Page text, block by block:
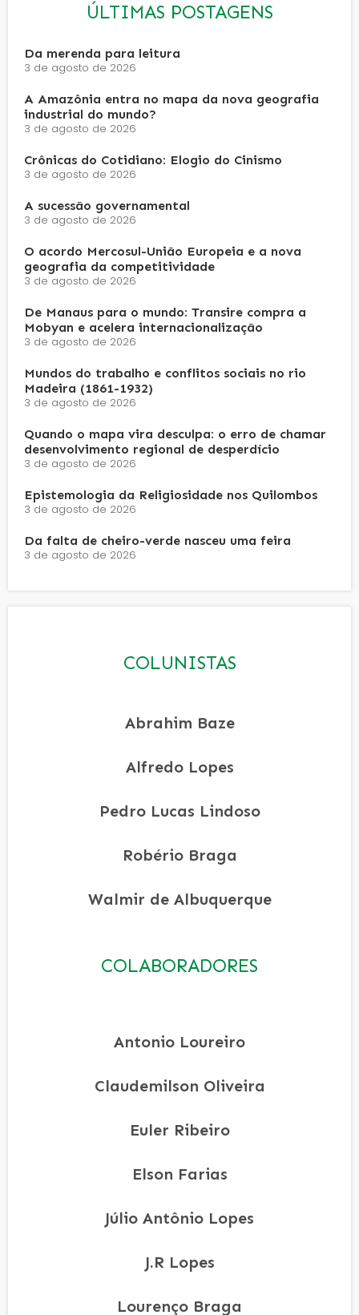
ÚLTIMAS POSTAGENS
Da merenda para leitura
3 de agosto de 2026
A Amazônia entra no mapa da nova geografia
industrial do mundo?
3 de agosto de 2026
Crônicas do Cotidiano: Elogio do Cinismo
3 de agosto de 2026
A sucessão governamental
3 de agosto de 2026
O acordo Mercosul-União Europeia e a nova
geografia da competitividade
3 de agosto de 2026
De Manaus para o mundo: Transire compra a
Mobyan e acelera internacionalização
3 de agosto de 2026
Mundos do trabalho e conflitos sociais no rio
Madeira (1861-1932)
3 de agosto de 2026
Quando o mapa vira desculpa: o erro de chamar
desenvolvimento regional de desperdício
3 de agosto de 2026
Epistemologia da Religiosidade nos Quilombos
3 de agosto de 2026
Da falta de cheiro-verde nasceu uma feira
3 de agosto de 2026
COLUNISTAS
Abrahim Baze
Alfredo Lopes
Pedro Lucas Lindoso
Robério Braga
Walmir de Albuquerque
COLABORADORES
Antonio Loureiro
Claudemilson Oliveira
Euler Ribeiro
Elson Farias
Júlio Antônio Lopes
J.R Lopes
Lourenço Braga